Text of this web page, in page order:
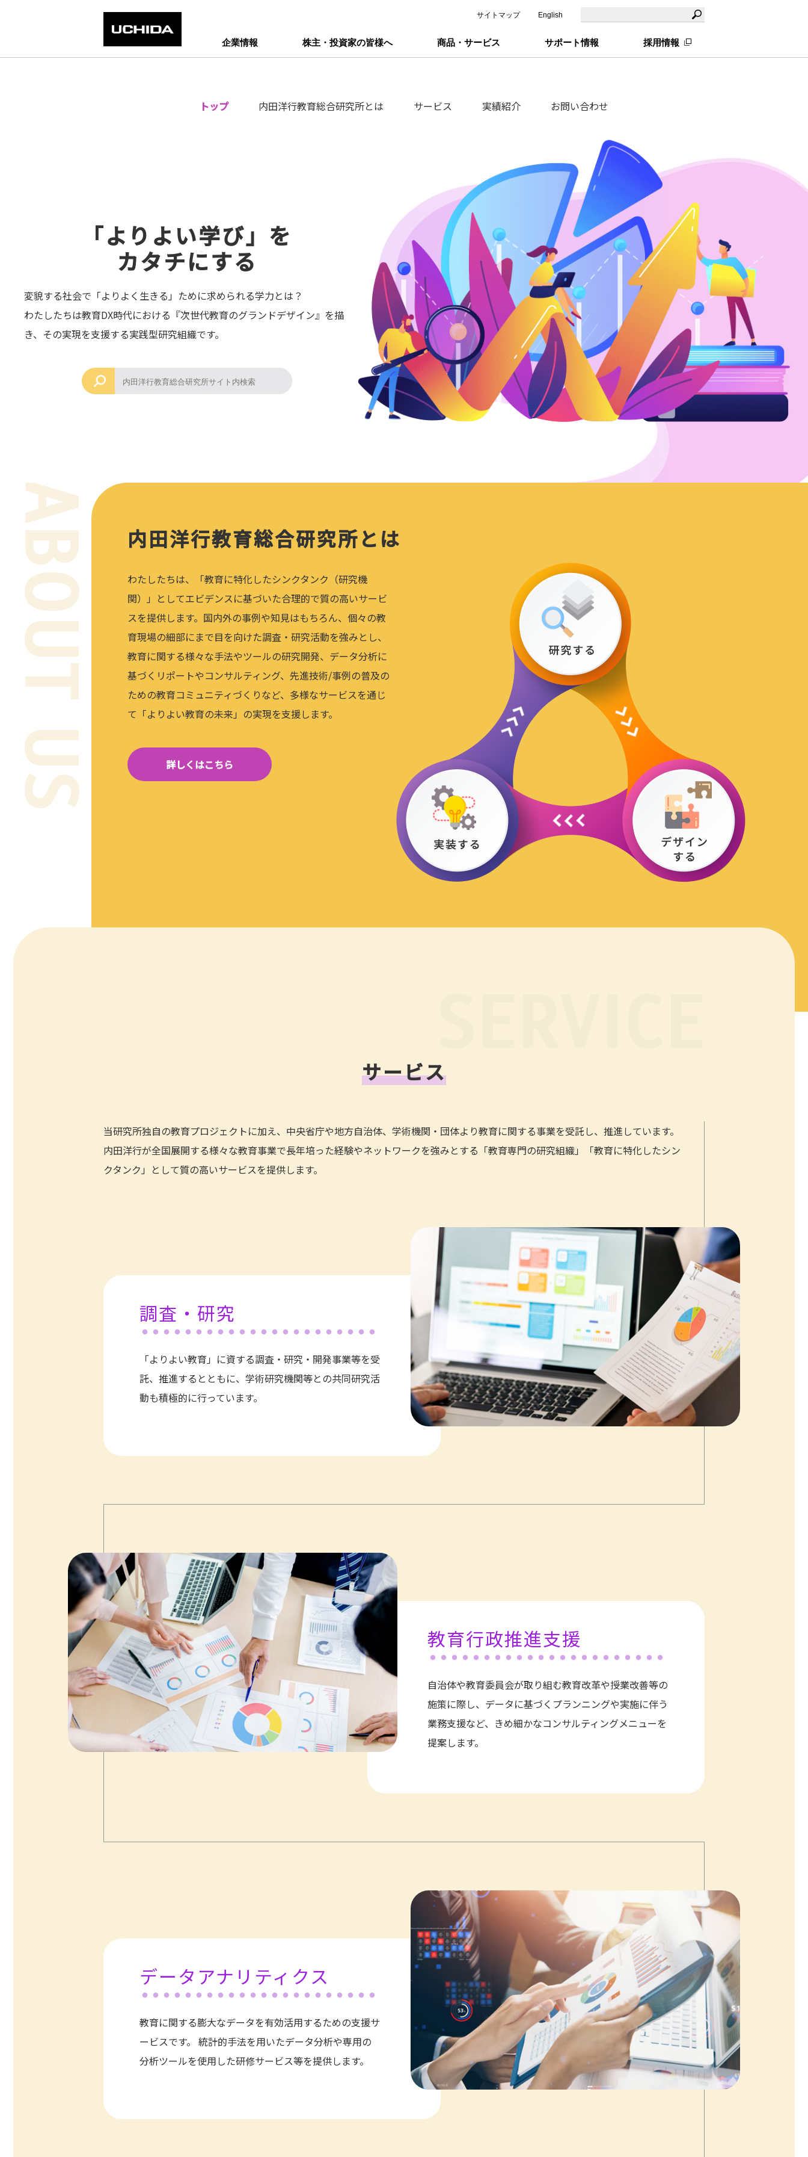
サイトマップ English
企業情報 株主・投資家の皆様へ 商品・サービス サポート情報 採用情報
トップ 内田洋行教育総合研究所とは サービス 実績紹介 お問い合わせ
「よりよい学び」を
カタチにする
変貌する社会で「よりよく生きる」ために求められる学力とは？
わたしたちは教育DX時代における『次世代教育のグランドデザイン』を描
き、その実現を支援する実践型研究組織です。
ABOUT US 内田洋行教育総合研究所とは
わたしたちは、「教育に特化したシンクタンク（研究機
関）」としてエビデンスに基づいた合理的で質の高いサービ
スを提供します。国内外の事例や知見はもちろん、個々の教
育現場の細部にまで目を向けた調査・研究活動を強みとし、
教育に関する様々な手法やツールの研究開発、データ分析に
基づくリポートやコンサルティング、先進技術/事例の普及の
ための教育コミュニティづくりなど、多様なサービスを通じ
て「よりよい教育の未来」の実現を支援します。
詳しくはこちら
サービス
当研究所独自の教育プロジェクトに加え、中央省庁や地方自治体、学術機関・団体より教育に関する事業を受託し、推進しています。
内田洋行が全国展開する様々な教育事業で長年培った経験やネットワークを強みとする「教育専門の研究組織」「教育に特化したシン
クタンク」として質の高いサービスを提供します。
調査・研究
「よりよい教育」に資する調査・研究・開発事業等を受
託、推進するとともに、学術研究機関等との共同研究活
動も積極的に行っています。
教育行政推進支援
自治体や教育委員会が取り組む教育改革や授業改善等の
施策に際し、データに基づくプランニングや実施に伴う
業務支援など、きめ細かなコンサルティングメニューを
提案します。
データアナリティクス
教育に関する膨大なデータを有効活用するための支援サ
ービスです。 統計的手法を用いたデータ分析や専用の
分析ツールを使用した研修サービス等を提供します。